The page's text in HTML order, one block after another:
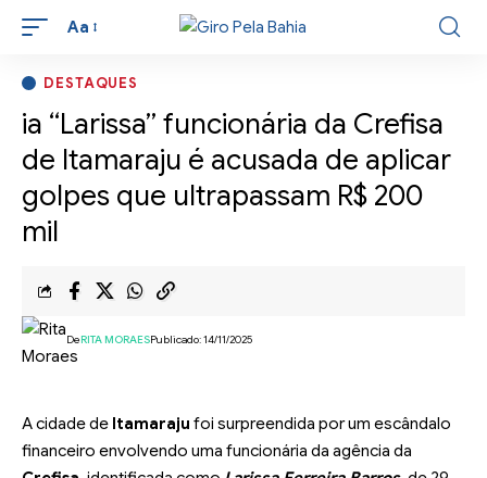
Aa
DESTAQUES
ia “Larissa” funcionária da Crefisa
de Itamaraju é acusada de aplicar
golpes que ultrapassam R$ 200
mil
DeRITA MORAESPublicado: 14/11/2025
A cidade de Itamaraju foi surpreendida por um escândalo
financeiro envolvendo uma funcionária da agência da